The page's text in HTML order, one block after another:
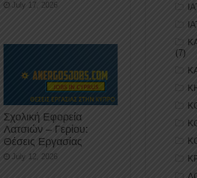
July 17, 2026
Σχολική Εφορεία
Λατσιών – Γερίου:
Θέσεις Εργασίας
July 12, 2026
(7)